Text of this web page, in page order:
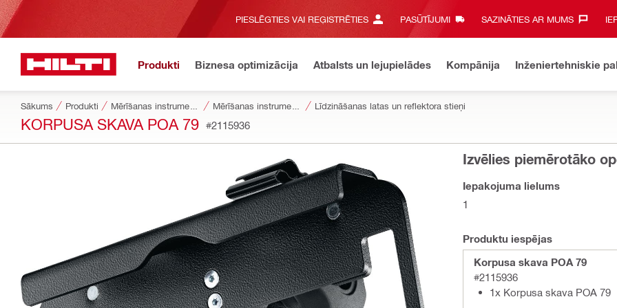
PIESLĒGTIES VAI REĢISTRĒTIES PASŪTĪJUMI SAZINĀTIES AR MUMS‎
Produkti Biznesa optimizācija Atbalsts un lejupielādes Kompānija Inženiertehniskie
Sākums Produkti Līdzināšanas latas un reflektora stieņi
KORPUSA SKAVA POA 79 #2115936
Izvēlies piemērotāko
Iepakojuma lielums
1
Produktu iespējas
Korpusa skava POA 79
#2115936
1x Korpusa skava POA 79